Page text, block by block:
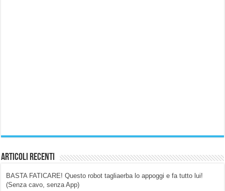
Articoli Recenti
BASTA FATICARE! Questo robot tagliaerba lo appoggi e fa tutto lui!
(Senza cavo, senza App)